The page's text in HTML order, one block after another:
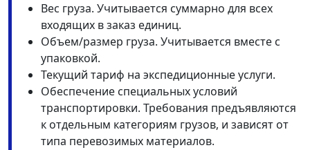
Вес груза. Учитывается суммарно для всех
входящих в заказ единиц.
Объем/размер груза. Учитывается вместе с
упаковкой.
Текущий тариф на экспедиционные услуги.
Обеспечение специальных условий
транспортировки. Требования предъявляются
к отдельным категориям грузов, и зависят от
типа перевозимых материалов.